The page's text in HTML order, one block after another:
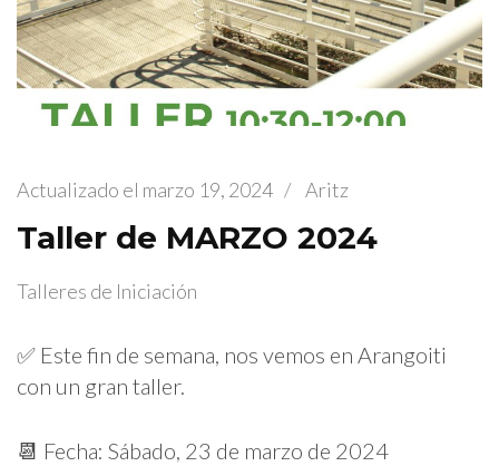
Actualizado el marzo 19, 2024 / Aritz
Taller de MARZO 2024
Talleres de Iniciación
✅ Este fin de semana, nos vemos en Arangoiti
con un gran taller.
📆 Fecha: Sábado, 23 de marzo de 2024